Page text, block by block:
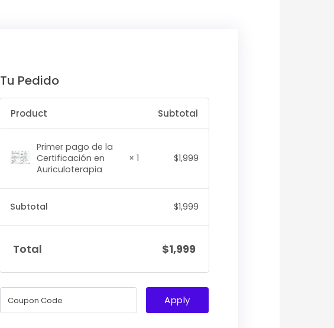
Tu Pedido
Product Subtotal
Primer pago de la
Certificación en
Auriculoterapia
× 1 $1,999
Subtotal $1,999
Total $1,999
Apply